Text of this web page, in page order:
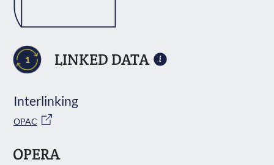
1 LINKED DATA
Interlinking
OPAC
OPERA